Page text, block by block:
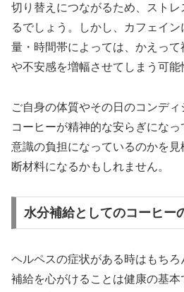
切り替えにつながるため、スト
るでしょう。しかし、カフェイ
量・時間帯によっては、かえっ
や不安感を増幅させてしまう可能
ご自身の体質やその日のコンディ
コーヒーが精神的な安らぎにな
意識の負担になっているのかを見
断材料になるかもしれません。
水分補給としてのコーヒー
ヘルペスの症状がある時はもち
補給を心がけることは健康の基